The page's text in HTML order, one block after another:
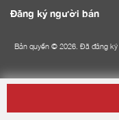
Đăng ký người bán
Bản quyền © 2026. Đã đăng ký